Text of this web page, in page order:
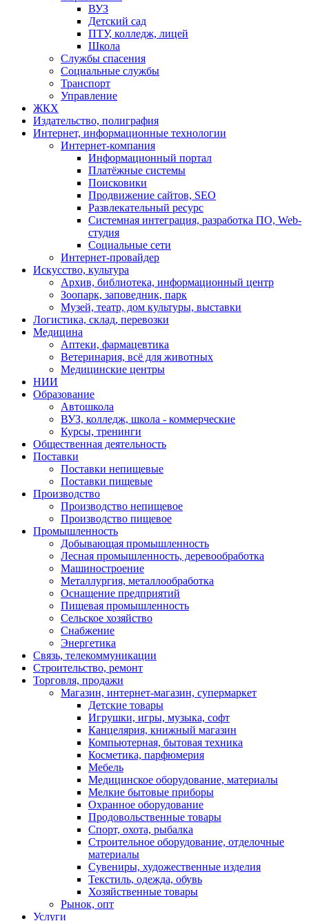
ВУЗ
Детский сад
ПТУ, колледж, лицей
Школа
Службы спасения
Социальные службы
Транспорт
Управление
ЖКХ
Издательство, полиграфия
Интернет, информационные технологии
Интернет-компания
Информационный портал
Платёжные системы
Поисковики
Продвижение сайтов, SEO
Развлекательный ресурс
Системная интеграция, разработка ПО, Web-
студия
Социальные сети
Интернет-провайдер
Искусство, культура
Архив, библиотека, информационный центр
Зоопарк, заповедник, парк
Музей, театр, дом культуры, выставки
Логистика, склад, перевозки
Медицина
Аптеки, фармацевтика
Ветеринария, всё для животных
Медицинские центры
НИИ
Образование
Автошкола
ВУЗ, колледж, школа - коммерческие
Курсы, тренинги
Общественная деятельность
Поставки
Поставки непищевые
Поставки пищевые
Производство
Производство непищевое
Производство пищевое
Промышленность
Добывающая промышленность
Лесная промышленность, деревообработка
Машиностроение
Металлургия, металлообработка
Оснащение предприятий
Пищевая промышленность
Сельское хозяйство
Снабжение
Энергетика
Связь, телекоммуникации
Строительство, ремонт
Торговля, продажи
Магазин, интернет-магазин, супермаркет
Детские товары
Игрушки, игры, музыка, софт
Канцелярия, книжный магазин
Компьютерная, бытовая техника
Косметика, парфюмерия
Мебель
Медицинское оборудование, материалы
Мелкие бытовые приборы
Охранное оборудование
Продовольственные товары
Спорт, охота, рыбалка
Строительное оборудование, отделочные
материалы
Сувениры, художественные изделия
Текстиль, одежда, обувь
Хозяйственные товары
Рынок, опт
Услуги